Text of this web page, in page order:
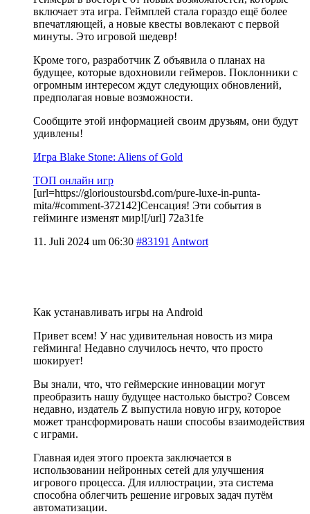
включает эта игра. Геймплей стала гораздо ещё более
впечатляющей, а новые квесты вовлекают с первой
минуты. Это игровой шедевр!
Кроме того, разработчик Z объявила о планах на
будущее, которые вдохновили геймеров. Поклонники с
огромным интересом ждут следующих обновлений,
предполагая новые возможности.
Сообщите этой информацией своим друзьям, они будут
удивлены!
Игра Blake Stone: Aliens of Gold
ТОП онлайн игр
[url=https://glorioustoursbd.com/pure-luxe-in-punta-
mita/#comment-372142]Сенсация! Эти события в
гейминге изменят мир![/url] 72a31fe
11. Juli 2024 um 06:30 #83191 Antwort
Как устанавливать игры на Android
Привет всем! У нас удивительная новость из мира
гейминга! Недавно случилось нечто, что просто
шокирует!
Вы знали, что, что геймерские инновации могут
преобразить нашу будущее настолько быстро? Совсем
недавно, издатель Z выпустила новую игру, которое
может трансформировать наши способы взаимодействия
с играми.
Главная идея этого проекта заключается в
использовании нейронных сетей для улучшения
игрового процесса. Для иллюстрации, эта система
способна облегчить решение игровых задач путём
автоматизации.